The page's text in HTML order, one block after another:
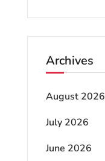
Archives
August 2026
July 2026
June 2026